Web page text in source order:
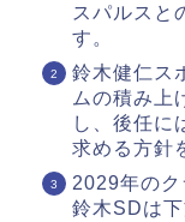
スパルスと
す。
鈴木健仁ス
ムの積み上
し、後任に
求める方針
2029年のク
鈴木SDは